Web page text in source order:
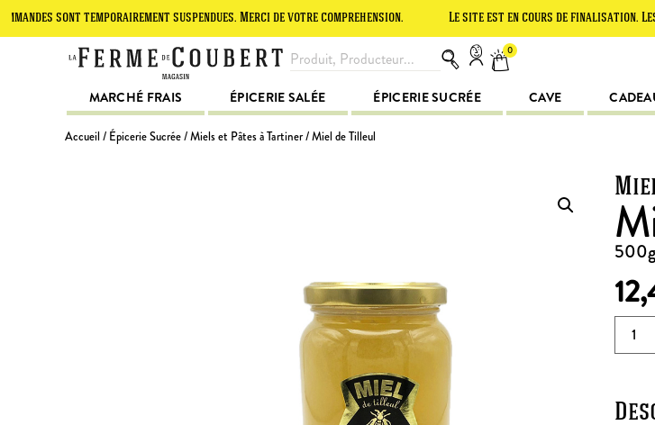
temporairement suspendues. Merci de votre compréhension. Le site est en cours de finalisation. Les
0
MARCHÉ FRAIS ÉPICERIE SALÉE ÉPICERIE SUCRÉE CAVE
Accueil / Épicerie Sucrée/Miels et Pâtes à Tartiner/ Miel de Tilleul
500g